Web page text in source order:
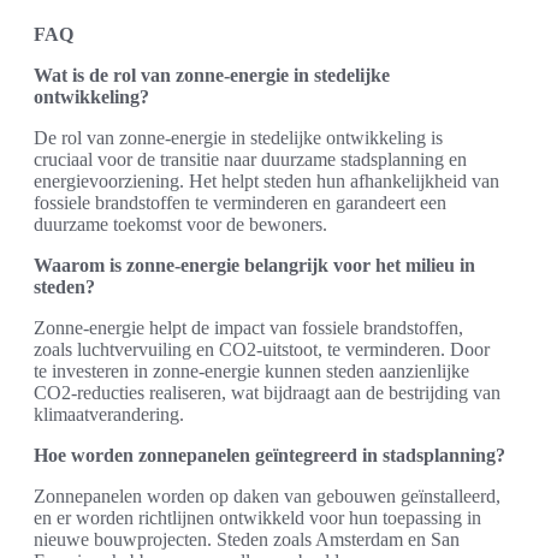
FAQ
Wat is de rol van zonne-energie in stedelijke
ontwikkeling?
De rol van zonne-energie in stedelijke ontwikkeling is
cruciaal voor de transitie naar duurzame stadsplanning en
energievoorziening. Het helpt steden hun afhankelijkheid van
fossiele brandstoffen te verminderen en garandeert een
duurzame toekomst voor de bewoners.
Waarom is zonne-energie belangrijk voor het milieu in
steden?
Zonne-energie helpt de impact van fossiele brandstoffen,
zoals luchtvervuiling en CO2-uitstoot, te verminderen. Door
te investeren in zonne-energie kunnen steden aanzienlijke
CO2-reducties realiseren, wat bijdraagt aan de bestrijding van
klimaatverandering.
Hoe worden zonnepanelen geïntegreerd in stadsplanning?
Zonnepanelen worden op daken van gebouwen geïnstalleerd,
en er worden richtlijnen ontwikkeld voor hun toepassing in
nieuwe bouwprojecten. Steden zoals Amsterdam en San